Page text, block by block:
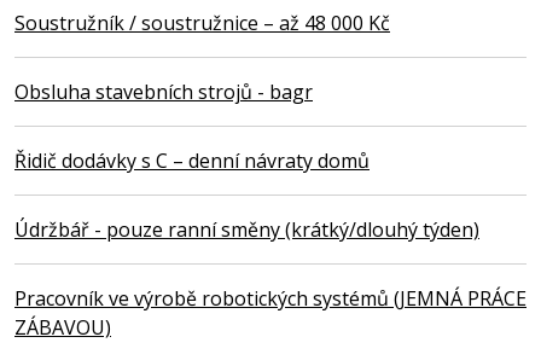
Soustružník / soustružnice – až 48 000 Kč
Obsluha stavebních strojů - bagr
Řidič dodávky s C – denní návraty domů
Údržbář - pouze ranní směny (krátký/dlouhý týden)
Pracovník ve výrobě robotických systémů (JEMNÁ PRÁCE
ZÁBAVOU)